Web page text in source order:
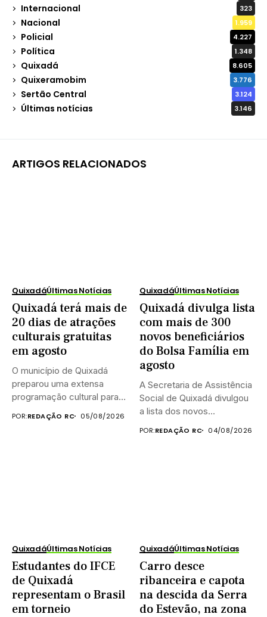
Internacional 323
Nacional 1.959
Policial 4.227
Política 1.348
Quixadá 8.605
Quixeramobim 3.776
Sertão Central 3.124
Últimas notícias 3.146
ARTIGOS RELACIONADOS
QuixadáÚltimas Notícias
Quixadá terá mais de
20 dias de atrações
culturais gratuitas
em agosto
O município de Quixadá
preparou uma extensa
programação cultural para
POR:REDAÇÃO RC 05/08/2026
QuixadáÚltimas Notícias
Quixadá divulga lista
com mais de 300
novos beneficiários
do Bolsa Família em
agosto
A Secretaria de Assistência
Social de Quixadá divulgou
a lista dos novos...
POR:REDAÇÃO RC 04/08/2026
QuixadáÚltimas Notícias
Estudantes do IFCE
de Quixadá
representam o Brasil
em torneio
QuixadáÚltimas Notícias
Carro desce
ribanceira e capota
na descida da Serra
do Estevão, na zona